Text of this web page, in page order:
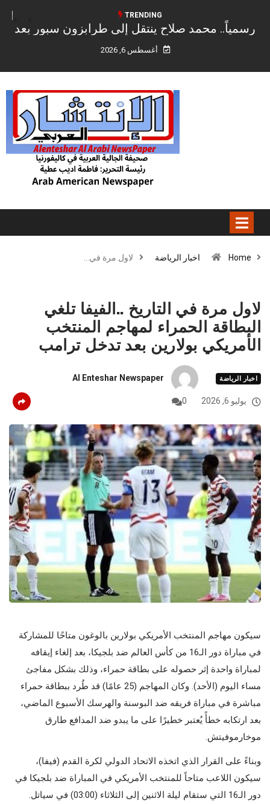
TRENDING
بعد
نتانياهو: إسرائيل لم توافق بعد على
المدعومة من الولايات المتحدة ونقلنا إلى
أغسطس 6, 2026
Home اخبار الرياضة لاول مرة في…
لاول مرة في التاريخ ..الفيفا تلغي
البطاقة الحمراء لمهاجم المنتخب
الأمريكي بولارين بعد تدخل ترامب
اخبار الرياضة Al Enteshar Newspaper
يوليو 6, 2026 0
سيكون مهاجم المنتخب الأمريكي بولارين بالوغون متاحًا للمشاركة
في مباراة دور الـ16 من كأس العالم ضد بلجيكا، بعد إلغاء إيقافه
لمباراة واحدة إثر حصوله على بطاقة حمراء، وذلك بشكل مفاجئ
مساء اليوم (الأحد). وكان المهاجم (25 عامًا) قد طُرد ببطاقة حمراء
مباشرة في مباراة فريقه ضد البوسنة والهرسك الأسبوع الماضي،
بعد ارتكابه خطأً يُعتبر خطيرًا على ما يبدو ضد المدافع طارق
موخارموفيتش.
وبناءً على القرار الذي اتخذه الاتحاد الدولي لكرة القدم (فيفا)،
سيكون اللاعب متاحاً للمنتخب الأمريكي في المباراة ضد بلجيكا في
دور الـ16 التي ستقام ليلة الاثنين إلى الثلاثاء (03:00) في سياتل.